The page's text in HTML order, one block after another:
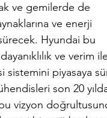
ve gemilerde de
ve enerji
Hyundai bu
ve verim
sistemini piyasaya
son 20
vizyon